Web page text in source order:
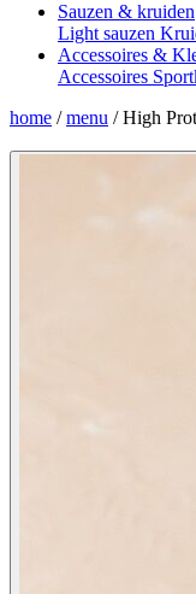
Sauzen & kruiden
Light sauzen
Accessoires &
Accessoires
home / menu / High